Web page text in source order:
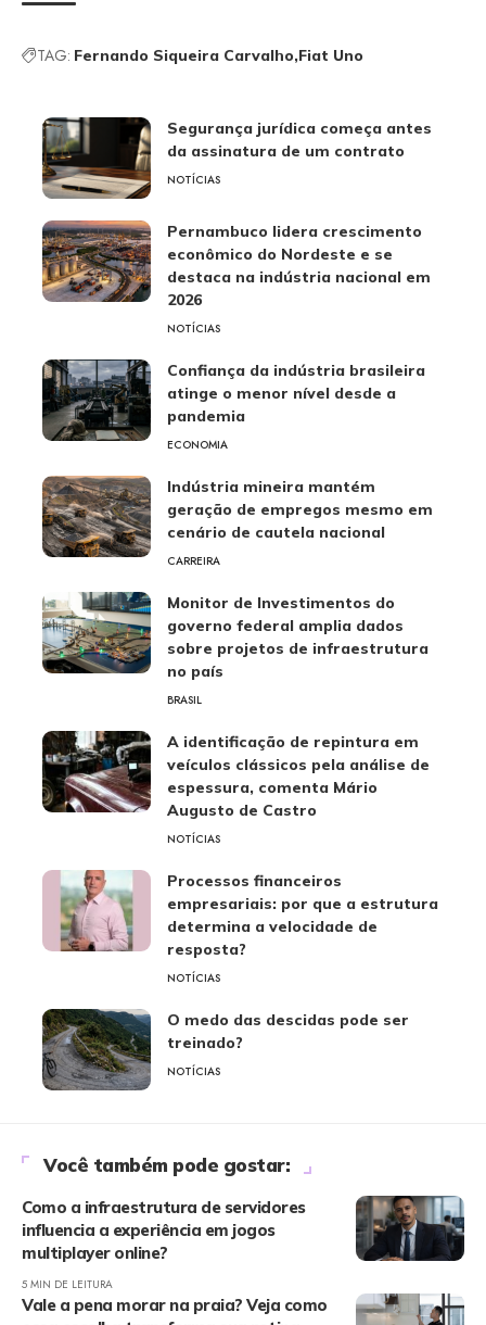
TAG: Fernando Siqueira Carvalho Fiat Uno
Segurança jurídica começa antes
da assinatura de um contrato
NOTÍCIAS
Pernambuco lidera crescimento
econômico do Nordeste e se
destaca na indústria nacional em
2026
NOTÍCIAS
Confiança da indústria brasileira
atinge o menor nível desde a
pandemia
ECONOMIA
Indústria mineira mantém
geração de empregos mesmo em
cenário de cautela nacional
CARREIRA
Monitor de Investimentos do
governo federal amplia dados
sobre projetos de infraestrutura
no país
BRASIL
A identificação de repintura em
veículos clássicos pela análise de
espessura, comenta Mário
Augusto de Castro
NOTÍCIAS
Processos financeiros
empresariais: por que a estrutura
determina a velocidade de
resposta?
NOTÍCIAS
O medo das descidas pode ser
treinado?
NOTÍCIAS
Você também pode gostar:
Como a infraestrutura de servidores
influencia a experiência em jogos
multiplayer online?
5 MIN DE LEITURA
Vale a pena morar na praia? Veja como